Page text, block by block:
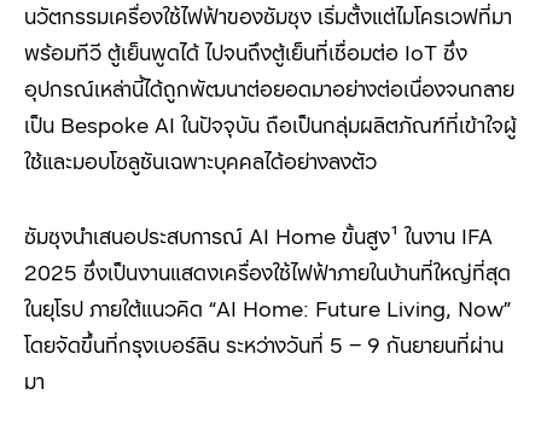
นวัตกรรมเครื่องใช้ไฟฟ้าของซัมซุง เริ่มตั้งแต่ไมโครเวฟที่มา
พร้อมทีวี ตู้เย็นพูดได้ ไปจนถึงตู้เย็นที่เชื่อมต่อ IoT ซึ่ง
อุปกรณ์เหล่านี้ได้ถูกพัฒนาต่อยอดมาอย่างต่อเนื่องจนกลาย
เป็น Bespoke AI ในปัจจุบัน ถือเป็นกลุ่มผลิตภัณฑ์ที่เข้าใจผู้
ใช้และมอบโซลูชันเฉพาะบุคคลได้อย่างลงตัว
ซัมซุงนำเสนอประสบการณ์ AI Home ขั้นสูง¹ ในงาน IFA
2025 ซึ่งเป็นงานแสดงเครื่องใช้ไฟฟ้าภายในบ้านที่ใหญ่ที่สุด
ในยุโรป ภายใต้แนวคิด “AI Home: Future Living, Now”
โดยจัดขึ้นที่กรุงเบอร์ลิน ระหว่างวันที่ 5 – 9 กันยายนที่ผ่าน
มา